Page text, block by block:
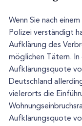
Wenn Sie nach einem
Polizei verständigt
Aufklärung des
möglichen Tätern.
Aufklärungsquote
Deutschland
vielerorts die
Aufklärungsquote